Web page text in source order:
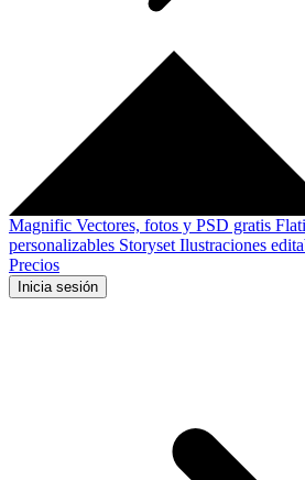
Magnific Vectores, fotos y PSD gratis
personalizables Storyset Ilustraciones
Precios
Inicia sesión